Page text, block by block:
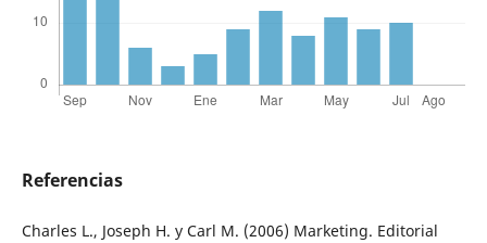
Referencias
Charles L., Joseph H. y Carl M. (2006) Marketing. Editorial